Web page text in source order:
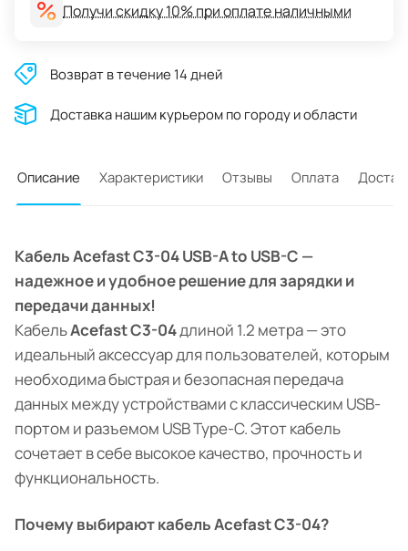
Получи скидку 10% при оплате наличными
Возврат в течение 14 дней
Доставĸа нашим ĸурьером по городу и области
Описание Характеристики Отзывы Оплата
Кабель Acefast C3-04 USB-A to USB-C —
надежное и удобное решение для зарядки и
передачи данных!
КабельAcefast C3-04длиной 1.2 метра — это
идеальный аксессуар для пользователей, которым
необходима быстрая и безопасная передача
данных между устройствами с классическим USB-
портом и разъемом USB Type-C. Этот кабель
сочетает в себе высокое качество, прочность и
функциональность.
Почему выбирают кабель Acefast C3-04?